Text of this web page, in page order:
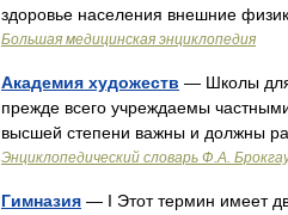
здоровье населения внешние
Большая медицинская энциклопедия
Академия художеств — Школы для
прежде всего учреждаемы
высшей степени важны и должны
Энциклопедический словарь Ф.А.
Гимназия — I Этот термин имеет